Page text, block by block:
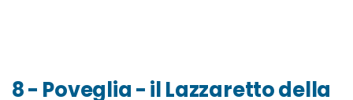
8 - Poveglia - il Lazzaretto della